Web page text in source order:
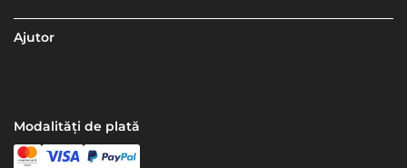
Ajutor
Modalități de plată